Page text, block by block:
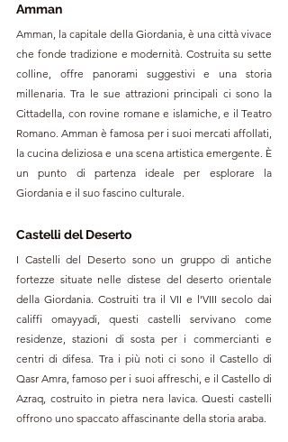
Amman
Amman, la capitale della Giordania, è una città vivace
che fonde tradizione e modernità. Costruita su sette
colline, offre panorami suggestivi e una storia
millenaria. Tra le sue attrazioni principali ci sono la
Cittadella, con rovine romane e islamiche, e il Teatro
Romano. Amman è famosa per i suoi mercati affollati,
la cucina deliziosa e una scena artistica emergente. È
un punto di partenza ideale per esplorare la
Giordania e il suo fascino culturale.
Castelli del Deserto
I Castelli del Deserto sono un gruppo di antiche
fortezze situate nelle distese del deserto orientale
della Giordania. Costruiti tra il VII e l'VIII secolo dai
califfi omayyadi, questi castelli servivano come
residenze, stazioni di sosta per i commercianti e
centri di difesa. Tra i più noti ci sono il Castello di
Qasr Amra, famoso per i suoi affreschi, e il Castello di
Azraq, costruito in pietra nera lavica. Questi castelli
offrono uno spaccato affascinante della storia araba.